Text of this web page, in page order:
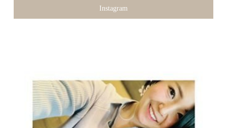
Instagram